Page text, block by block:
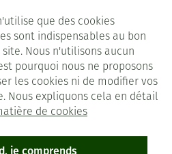
que des cookies
sont indispensables au bon
Nous n'utilisons aucun
pourquoi nous ne proposons
les cookies ni de modifier vos
Nous expliquons cela en détail
de cookies
je comprends